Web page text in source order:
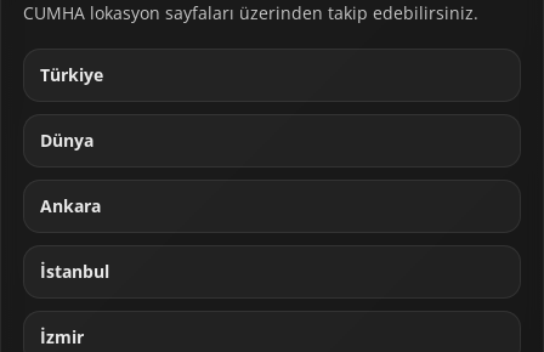
CUMHA lokasyon sayfaları üzerinden takip edebilirsiniz.
Türkiye
Dünya
Ankara
İstanbul
İzmir